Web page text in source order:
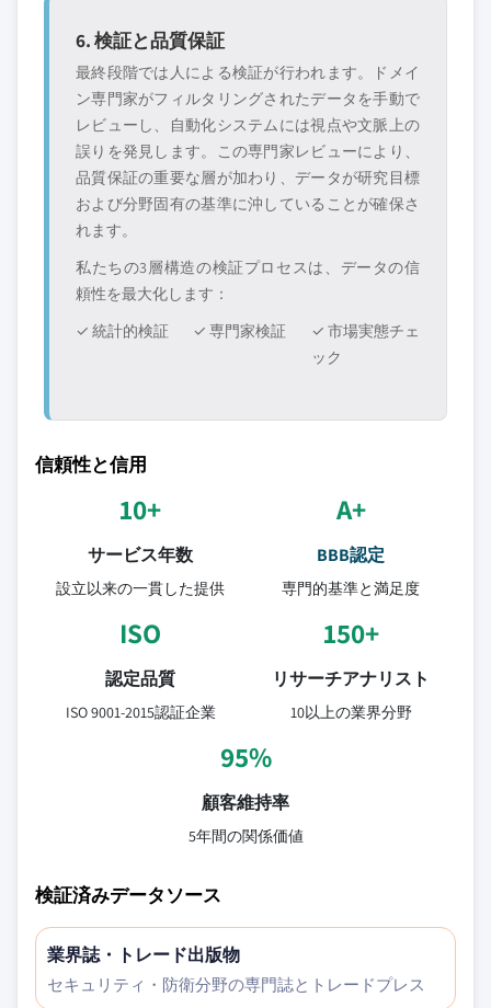
6. 検証と品質保証
最終段階では人による検証が行われます。ドメイ
ン専門家がフィルタリングされたデータを手動で
レビューし、自動化システムには視点や文脈上の
誤りを発見します。この専門家レビューにより、
品質保証の重要な層が加わり、データが研究目標
および分野固有の基準に沖していることが確保さ
れます。
私たちの3層構造の検証プロセスは、データの信
頼性を最大化します：
✓ 統計的検証
✓ 専門家検証
✓ 市場実態チェ
ック
信頼性と信用
10+
サービス年数
設立以来の一貫した提供
A+
BBB認定
専門的基準と満足度
ISO
認定品質
ISO 9001-2015認証企業
150+
リサーチアナリスト
10以上の業界分野
95%
顧客維持率
5年間の関係価値
検証済みデータソース
業界誌・トレード出版物
セキュリティ・防衛分野の専門誌とトレードプレス